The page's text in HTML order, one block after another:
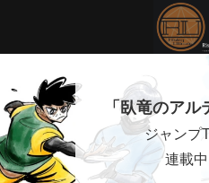
「臥竜のアル
ジャンプ
連載中